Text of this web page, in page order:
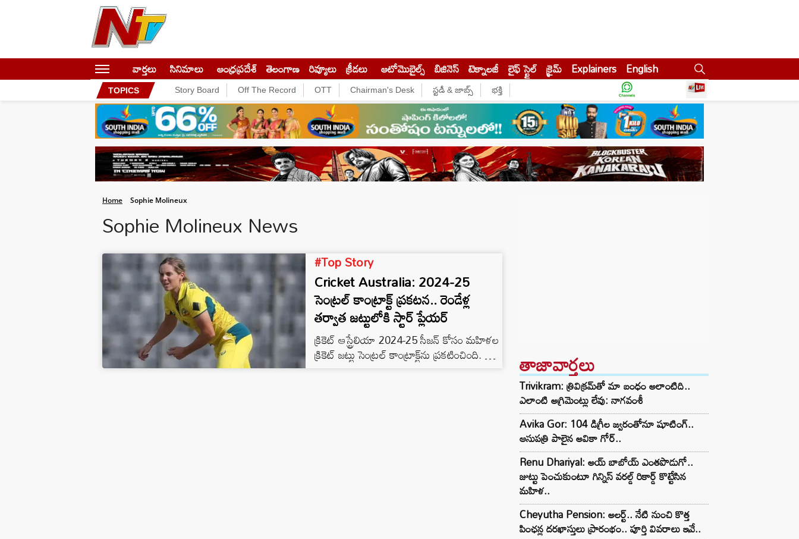
వార్తలు సినిమాలు ఆంధ్రప్రదేశ్ తెలంగాణ రివ్యూలు క్రీడలు ఆటోమొబైల్స్ బిజినెస్‌ టెక్నాలజీ లైఫ్ స్టైల్ క్రైమ్ Explainers English
TOPICS Story Board Off The Record OTT Chairman's Desk స్టడీ & జాబ్స్ భక్తి
Home Sophie Molineux
Sophie Molineux News
#Top Story
Cricket Australia: 2024-25
సెంట్రల్ కాంట్రాక్ట్‌ ప్రకటన.. రెండేళ్ల
తర్వాత జట్టులోకి స్టార్ ప్లేయర్
క్రికెట్ ఆస్ట్రేలియా 2024-25 సీజన్ కోసం మహిళల
క్రికెట్ జట్టు సెంట్రల్ కాంట్రాక్ట్‌ను ప్రకటించింది. సోఫీ
మోలినెక్స్ (Sophie Molineux) రెండు తాజావార్తలు
Trivikram: త్రివిక్రమ్‌తో మా బంధం అలాంటిది..
ఎలాంటి అగ్రిమెంట్లు లేవు: నాగవంశీ
Avika Gor: 104 డిగ్రీల జ్వరంతోనూ షూటింగ్..
ఆసుపత్రి పాలైన అవికా గోర్..
Renu Dhariyal: అయ్ బాబోయ్ ఎంతపొడుగో..
జుట్టు పెంచుకుంటూ గిన్నిస్ వరల్డ్ రికార్డ్ కొట్టేసిన
మహిళ..
Cheyutha Pension: అలర్ట్.. నేటి నుంచి కొత్త
పింఛన్ల దరఖాస్తులు ప్రారంభం.. పూర్తి వివరాలు ఇవే..